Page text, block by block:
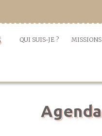
QUI SUIS-JE ? MISSIONS
Agenda